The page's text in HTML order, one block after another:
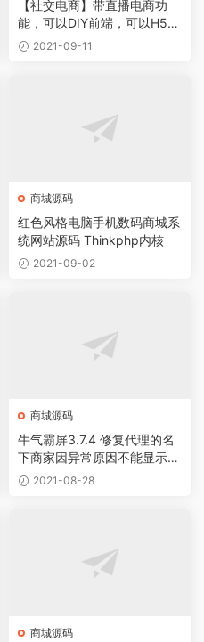
【社交电商】带直播电商功
能，可以DIY前端，可以H5和
小程序一般商城常用功能齐全
2021-09-11
商城源码
红色风格电脑手机数码商城系
统网站源码 Thinkphp内核
2021-09-02
商城源码
牛气霸屏3.7.4 修复代理的名
下商家因异常原因不能显示的
问题2021-08-28
商城源码